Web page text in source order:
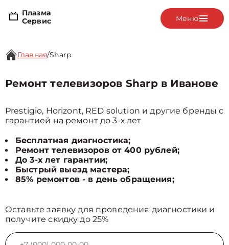
Плазма
Сервис
Меню
Главная/Sharp
Ремонт телевизоров Sharp в Иванове
Prestigio, Horizont, RED solution и другие бренды с
гарантией на ремонт до 3-х лет
Бесплатная диагностика;
Ремонт телевизоров от 400 рублей;
До 3-х лет гарантии;
Быстрый выезд мастера;
85% ремонтов - в день обращения;
Оставьте заявку для проведения диагностики и
получите скидку до 25%